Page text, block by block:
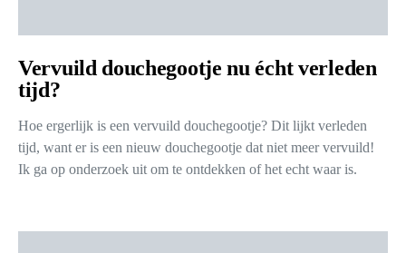
Vervuild douchegootje nu écht verleden
tijd?
Hoe ergerlijk is een vervuild douchegootje? Dit lijkt verleden
tijd, want er is een nieuw douchegootje dat niet meer vervuild!
Ik ga op onderzoek uit om te ontdekken of het echt waar is.